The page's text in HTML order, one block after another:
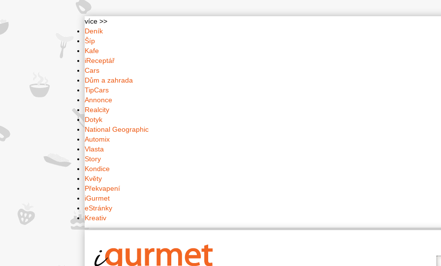
více >>
Deník
Šíp
Kafe
iReceptář
Cars
Dům a zahrada
TipCars
Annonce
Realcity
Dotyk
National Geographic
Automix
Vlasta
Story
Kondice
Květy
Překvapení
iGurmet
eStránky
Kreativ